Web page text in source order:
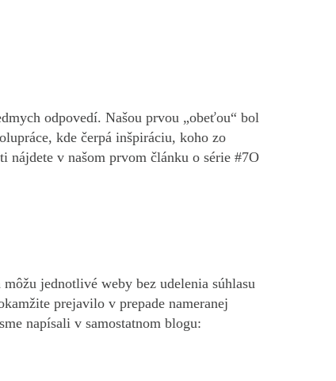
odpovedí. Našou prvou „obeťou“ bol
kde čerpá inšpiráciu, koho zo
nájdete v našom prvom článku o série #7O
jednotlivé weby bez udelenia súhlasu
prejavilo v prepade nameranej
napísali v samostatnom blogu: